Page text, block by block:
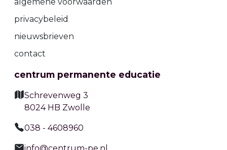
privacybeleid
nieuwsbrieven
contact
centrum permanente educatie
Schrevenweg 3
8024 HB Zwolle
038 - 4608960